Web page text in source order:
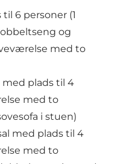
6 personer (1
og
med to
plads til 4
med to
i stuen)
med plads til 4
med to